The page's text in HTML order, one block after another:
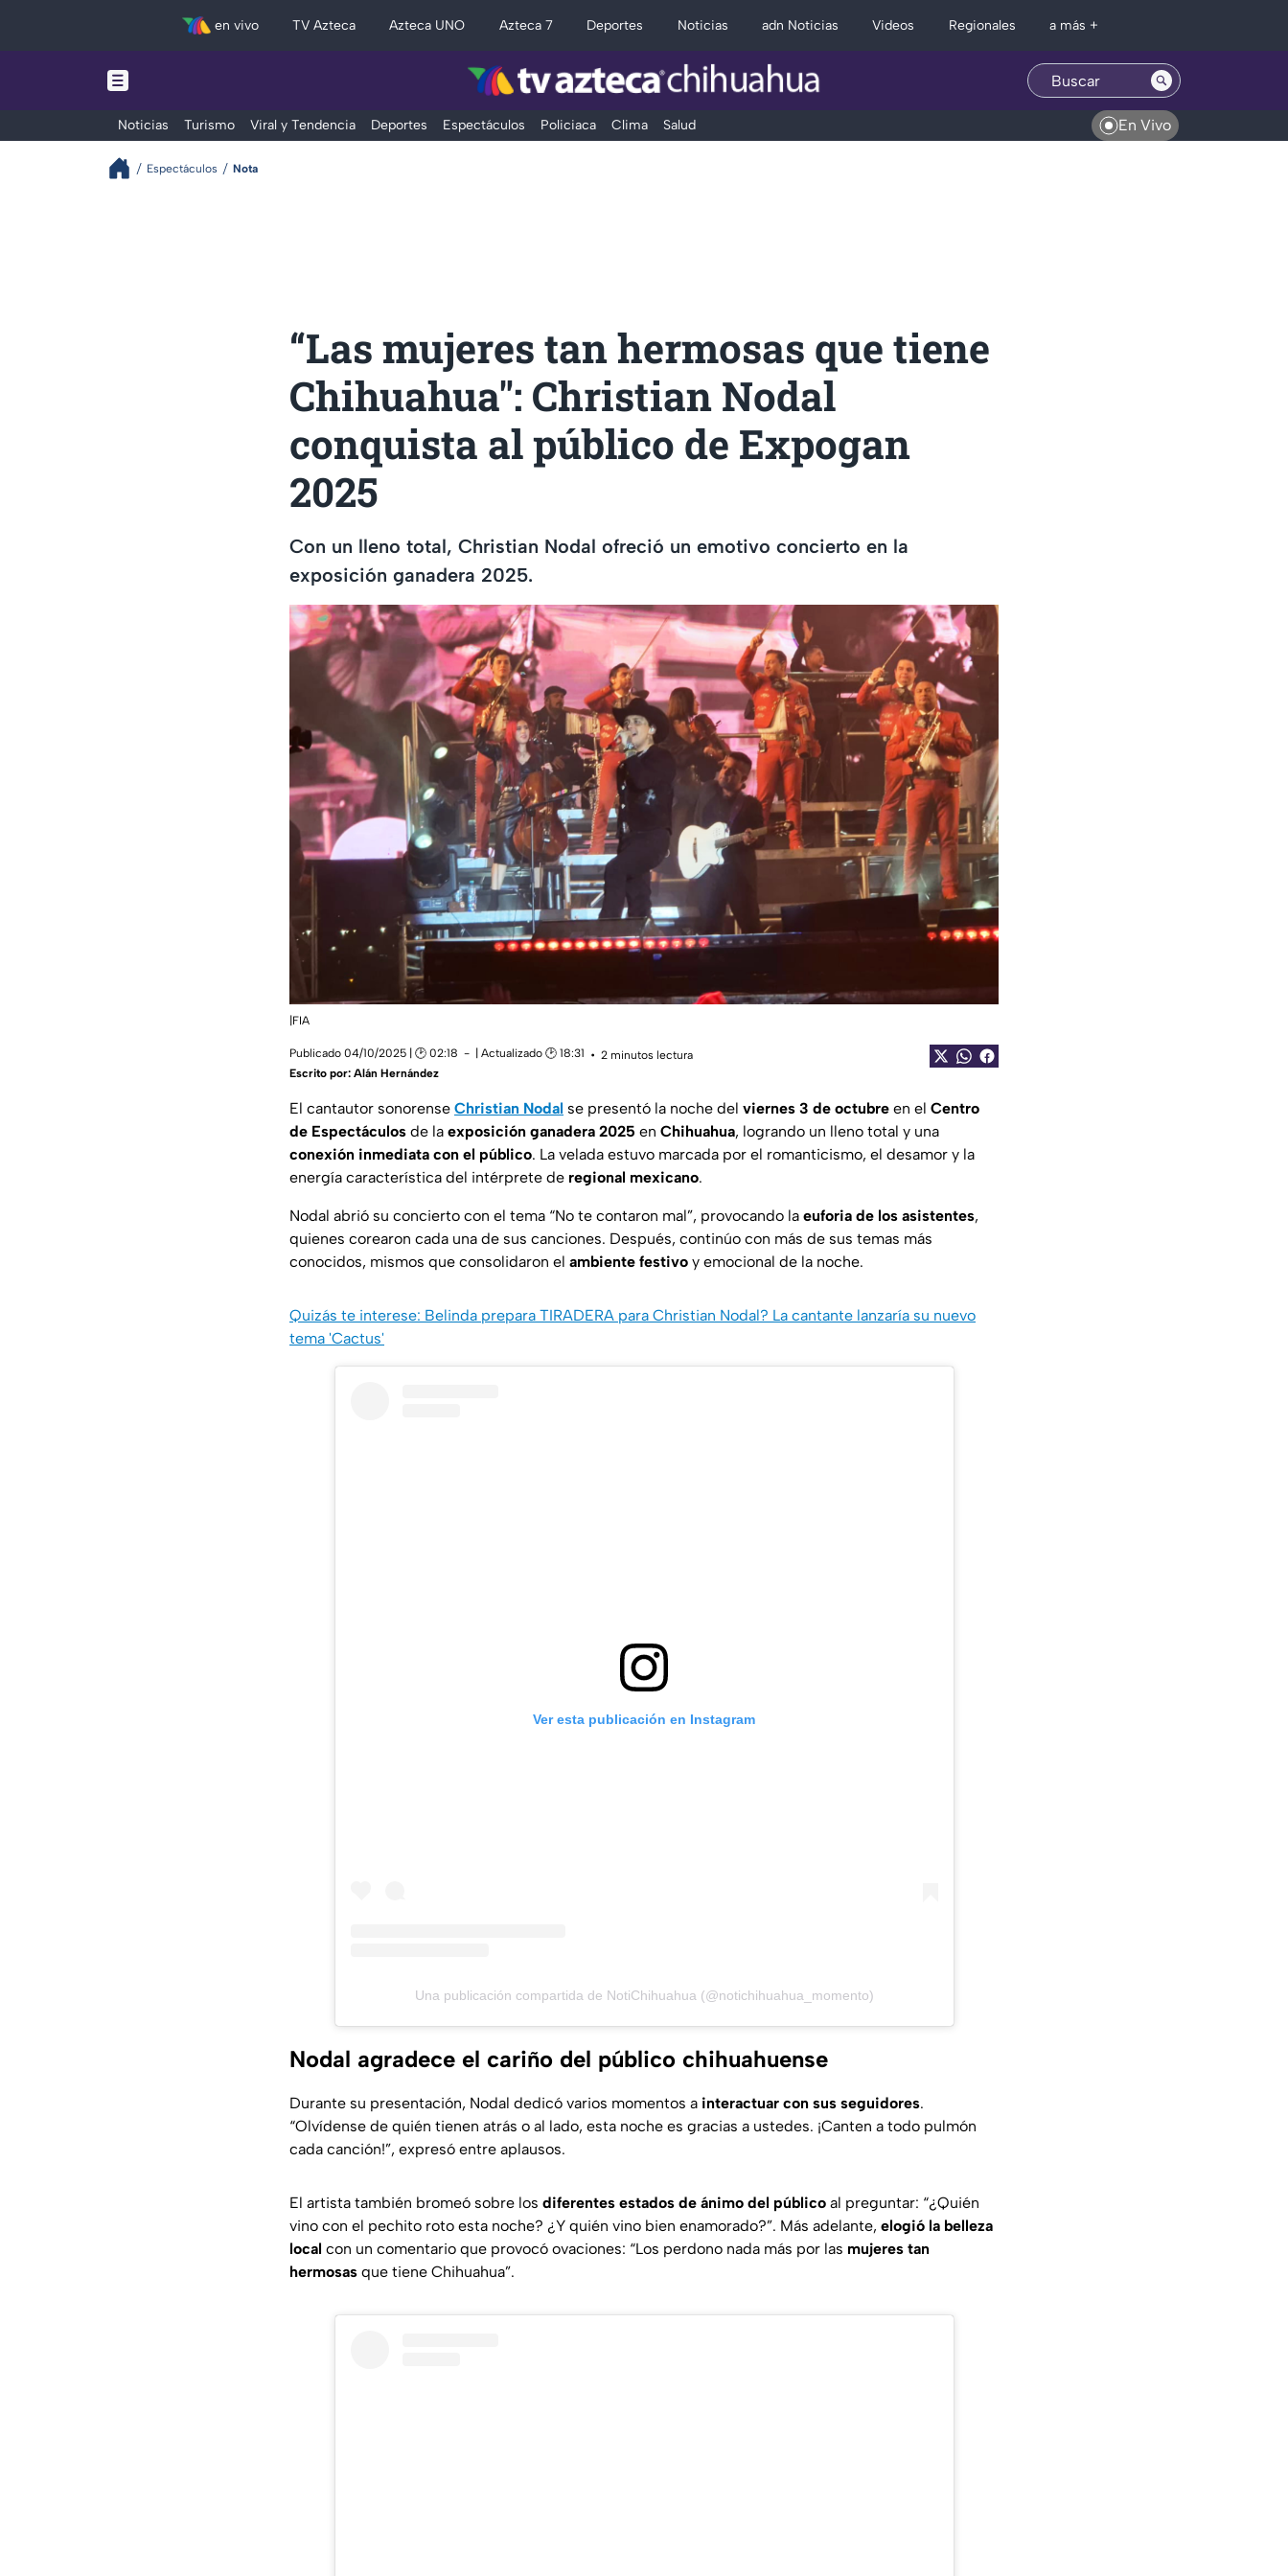
en vivo TV Azteca Azteca UNO Azteca 7 Deportes Noticias adn Noticias Videos Regionales a más +
Noticias Turismo Viral y Tendencia Deportes Espectáculos Policiaca Clima Salud En Vivo
Espectáculos Nota
“Las mujeres tan hermosas que tiene
Chihuahua": Christian Nodal
conquista al público de Expogan
2025
Con un lleno total, Christian Nodal ofreció un emotivo concierto en la
exposición ganadera 2025.
|FIA
Publicado 04/10/2025 | 🕑 02:18 | Actualizado 🕑 18:31
2 minutos lectura
Escrito por: Alán Hernández
El cantautor sonorense Christian Nodal se presentó la noche del viernes 3 de octubre en el Centro
de Espectáculos de la exposición ganadera 2025 en Chihuahua, logrando un lleno total y una
conexión inmediata con el público. La velada estuvo marcada por el romanticismo, el desamor y la
energía característica del intérprete de regional mexicano.
Nodal abrió su concierto con el tema “No te contaron mal”, provocando la euforia de los asistentes,
quienes corearon cada una de sus canciones. Después, continúo con más de sus temas más
conocidos, mismos que consolidaron el ambiente festivo y emocional de la noche.
Quizás te interese: Belinda prepara TIRADERA para Christian Nodal? La cantante lanzaría su nuevo
tema 'Cactus'
Ver esta publicación en Instagram
Una publicación compartida de NotiChihuahua (@notichihuahua_momento)
Nodal agradece el cariño del público chihuahuense
Durante su presentación, Nodal dedicó varios momentos a interactuar con sus seguidores.
“Olvídense de quién tienen atrás o al lado, esta noche es gracias a ustedes. ¡Canten a todo pulmón
cada canción!”, expresó entre aplausos.
El artista también bromeó sobre los diferentes estados de ánimo del público al preguntar: “¿Quién
vino con el pechito roto esta noche? ¿Y quién vino bien enamorado?”. Más adelante, elogió la belleza
local con un comentario que provocó ovaciones: “Los perdono nada más por las mujeres tan
hermosas que tiene Chihuahua”.